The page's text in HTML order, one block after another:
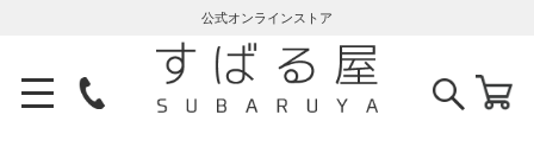
公式オンラインストア